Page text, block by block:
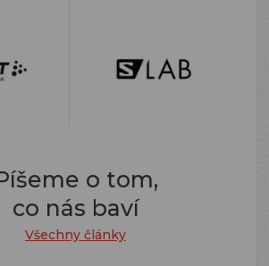
o tom,
co nás baví
Všechny články